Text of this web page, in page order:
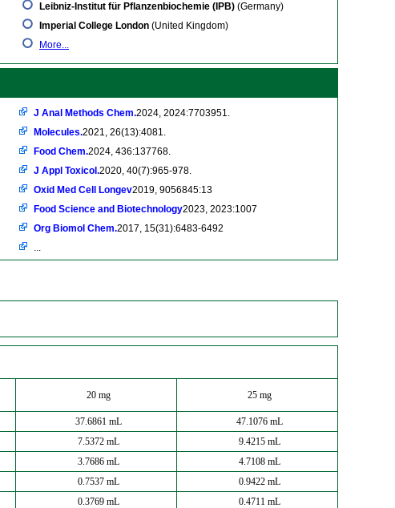
Leibniz-Institut für Pflanzenbiochemie (IPB) (Germany)
Imperial College London (United Kingdom)
More...
J Anal Methods Chem.2024, 2024:7703951.
Molecules.2021, 26(13):4081.
Food Chem.2024, 436:137768.
J Appl Toxicol.2020, 40(7):965-978.
Oxid Med Cell Longev2019, 9056845:13
Food Science and Biotechnology2023, 2023:1007
Org Biomol Chem.2017, 15(31):6483-6492
...
20 mg 25 mg
37.6861 mL
47.1076 mL
7.5372 mL
9.4215 mL
3.7686 mL
4.7108 mL
0.7537 mL
0.9422 mL
0.3769 mL 0.4711 mL